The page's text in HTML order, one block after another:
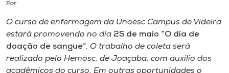
Cultura
CPA
Por
O curso de enfermagem da Unoesc Campus de Videira
estará promovendo no dia 25 de maio “O dia de
doação de sangue”. O trabalho de coleta será
realizado pelo Hemosc, de Joaçaba, com auxílio dos
acadêmicos do curso. Em outras oportunidades o